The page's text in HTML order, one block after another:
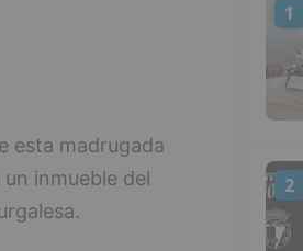
esta madrugada
inmueble del
1
2